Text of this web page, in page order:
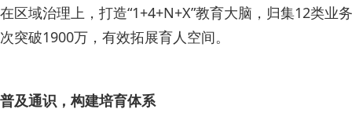
在区域治理上，打造“1+4+N+X”教育大脑，归集12类业
次突破1900万，有效拓展育人空间。
普及通识，构建培育体系